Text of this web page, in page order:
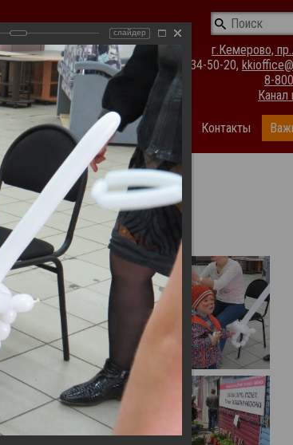
г.Кемерово,
(3842) 34-50-20,
8-
Канал
События компании Фотогалерея Контакты
слайдер